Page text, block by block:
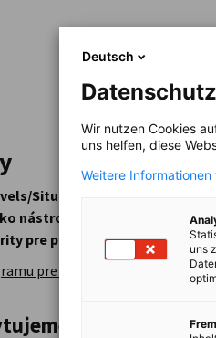
Situačné štýly
nástroj lídra
, jeseň 2026,
pre pokročilých, jeseň 2026,
pre mentorovaného:
3
Deutsch
Wir nutzen Cookies
uns helfen, diese
Weitere
uns